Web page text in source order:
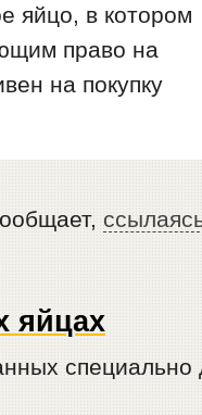
яйцо, в котором
право на
на покупку
яйцах
специально